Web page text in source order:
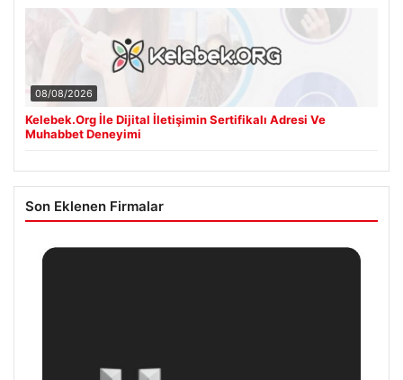
08/08/2026
Kelebek.Org İle Dijital İletişimin Sertifikalı Adresi Ve
Muhabbet Deneyimi
Son Eklenen Firmalar